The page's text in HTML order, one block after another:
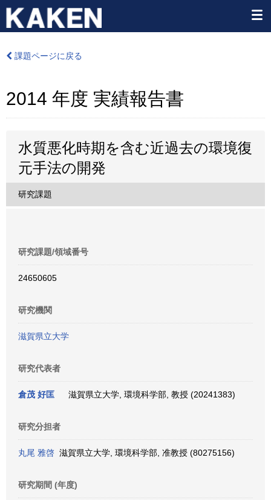
課題ページに戻る
2014 年度 実績報告書
水質悪化時期を含む近過去の環境復
元手法の開発
研究課題
研究課題/領域番号
24650605
研究機関
滋賀県立大学
研究代表者
倉茂 好匡 滋賀県立大学, 環境科学部, 教授 (20241383)
研究分担者
丸尾 雅啓 滋賀県立大学, 環境科学部, 准教授 (80275156)
研究期間 (年度)